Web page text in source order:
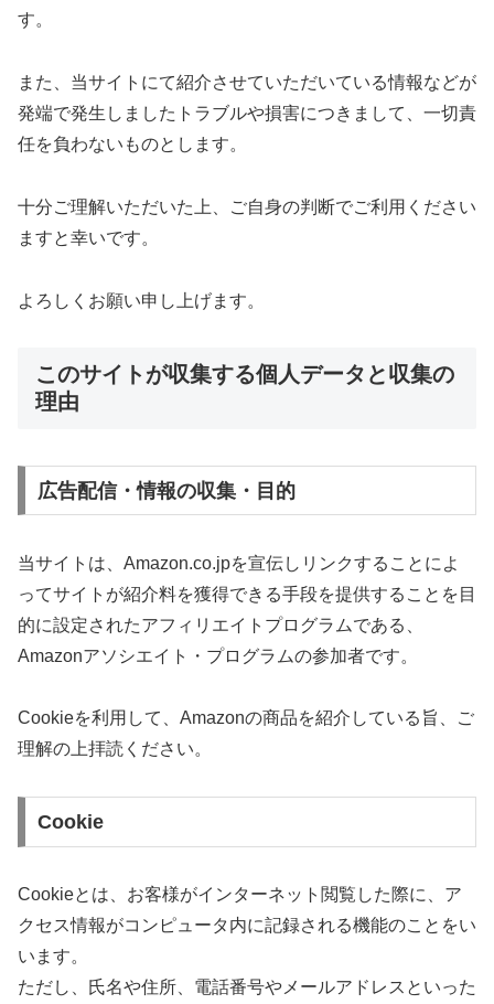
す。
また、当サイトにて紹介させていただいている情報などが
発端で発生しましたトラブルや損害につきまして、一切責
任を負わないものとします。
十分ご理解いただいた上、ご自身の判断でご利用ください
ますと幸いです。
よろしくお願い申し上げます。
このサイトが収集する個人データと収集の
理由
広告配信・情報の収集・目的
当サイトは、Amazon.co.jpを宣伝しリンクすることによ
ってサイトが紹介料を獲得できる手段を提供することを目
的に設定されたアフィリエイトプログラムである、
Amazonアソシエイト・プログラムの参加者です。
Cookieを利用して、Amazonの商品を紹介している旨、ご
理解の上拝読ください。
Cookie
Cookieとは、お客様がインターネット閲覧した際に、ア
クセス情報がコンピュータ内に記録される機能のことをい
います。
ただし、氏名や住所、電話番号やメールアドレスといった